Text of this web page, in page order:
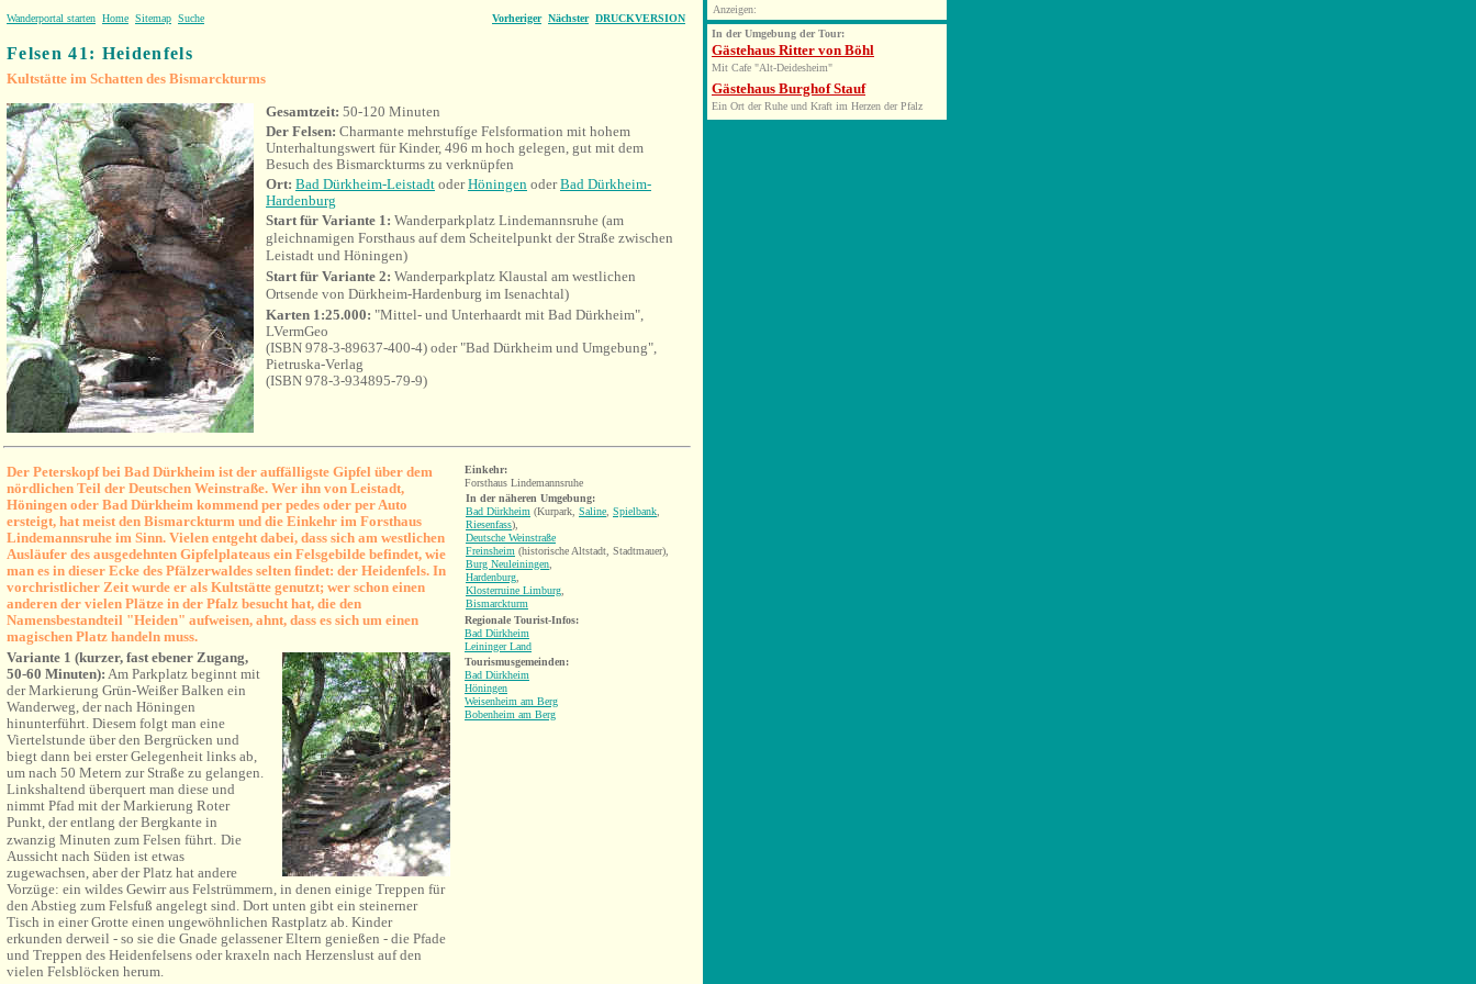
Wanderportal starten Home Sitemap Suche Vorheriger Nächster DRUCKVERSION
Felsen 41: Heidenfels
Kultstätte im Schatten des Bismarckturms
Gesamtzeit: 50-120 Minuten
Der Felsen: Charmante mehrstufíge Felsformation mit hohem
Unterhaltungswert für Kinder, 496 m hoch gelegen, gut mit dem
Besuch des Bismarckturms zu verknüpfen
Ort: Bad Dürkheim-Leistadt oderHöningen oderBad Dürkheim-
Hardenburg
Start für Variante 1: Wanderparkplatz Lindemannsruhe (am
gleichnamigen Forsthaus auf dem Scheitelpunkt der Straße zwischen
Leistadt und Höningen)
Start für Variante 2: Wanderparkplatz Klaustal am westlichen
Ortsende von Dürkheim-Hardenburg im Isenachtal)
Karten 1:25.000: "Mittel- und Unterhaardt mit Bad Dürkheim",
LVermGeo
(ISBN 978-3-89637-400-4) oder "Bad Dürkheim und Umgebung",
Pietruska-Verlag
(ISBN 978-3-934895-79-9)
Der Peterskopf bei Bad Dürkheim ist der auffälligste Gipfel über dem
nördlichen Teil der Deutschen Weinstraße. Wer ihn von Leistadt,
Höningen oder Bad Dürkheim kommend per pedes oder per Auto
ersteigt, hat meist den Bismarckturm und die Einkehr im Forsthaus
Lindemannsruhe im Sinn. Vielen entgeht dabei, dass sich am westlichen
Ausläufer des ausgedehnten Gipfelplateaus ein Felsgebilde befindet, wie
man es in dieser Ecke des Pfälzerwaldes selten findet: der Heidenfels. In
vorchristlicher Zeit wurde er als Kultstätte genutzt; wer schon einen
anderen der vielen Plätze in der Pfalz besucht hat, die den
Namensbestandteil "Heiden" aufweisen, ahnt, dass es sich um einen
magischen Platz handeln muss.
Variante 1 (kurzer, fast ebener Zugang,
50-60 Minuten): Am Parkplatz beginnt mit
der Markierung Grün-Weißer Balken ein
Wanderweg, der nach Höningen
hinunterführt. Diesem folgt man eine
Viertelstunde über den Bergrücken und
biegt dann bei erster Gelegenheit links ab,
um nach 50 Metern zur Straße zu gelangen.
Linkshaltend überquert man diese und
nimmt Pfad mit der Markierung Roter
Punkt, der entlang der Bergkante in
zwanzig Minuten zum Felsen führt. Die
Aussicht nach Süden ist etwas
zugewachsen, aber der Platz hat andere
Vorzüge: ein wildes Gewirr aus Felstrümmern, in denen einige Treppen für
den Abstieg zum Felsfuß angelegt sind. Dort unten gibt ein steinerner
Tisch in einer Grotte einen ungewöhnlichen Rastplatz ab. Kinder
erkunden derweil - so sie die Gnade gelassener Eltern genießen - die Pfade
und Treppen des Heidenfelsens oder kraxeln nach Herzenslust auf den
vielen Felsblöcken herum.
Einkehr:
Forsthaus Lindemannsruhe
In der näheren Umgebung:
Bad Dürkheim (Kurpark, Saline Spielbank
Riesenfass),
Deutsche Weinstraße
Freinsheim (historische Altstadt, Stadtmauer),
Burg Neuleiningen
Hardenburg
Klosterruine Limburg
Bismarckturm
Regionale Tourist-Infos:
Bad Dürkheim
Leininger Land
Tourismusgemeinden:
Bad Dürkheim
Höningen
Weisenheim am Berg
Bobenheim am Berg
Anzeigen:
In der Umgebung der Tour:
Gästehaus Ritter von Böhl
Mit Cafe "Alt-Deidesheim"
Gästehaus Burghof Stauf
Ein Ort der Ruhe und Kraft im Herzen der Pfalz